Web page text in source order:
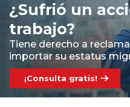
¿Sufrió un
trabajo?
Tiene derecho a
importar su estatus
¡Consulta gratis!